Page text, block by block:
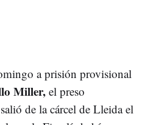
a prisión provisional
Miller, el preso
de la cárcel de Lleida el